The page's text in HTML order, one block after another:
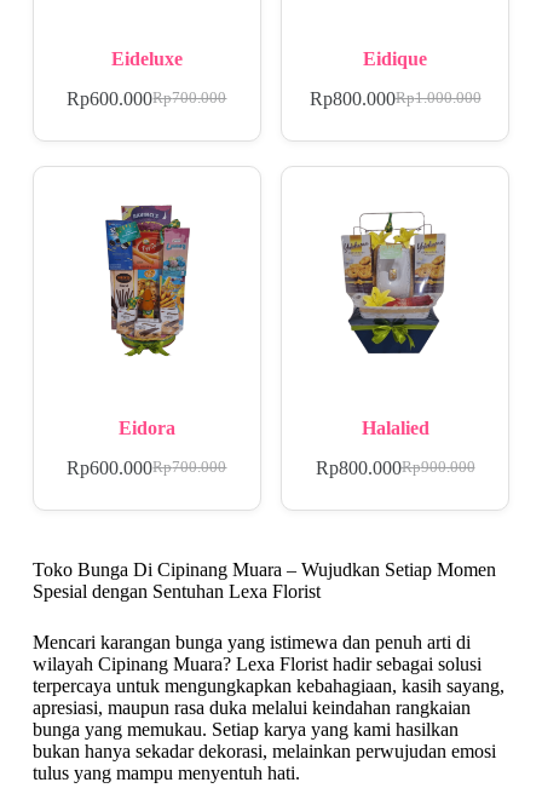
Eideluxe
Rp700.000
Rp600.000
Eidique
Rp1.000.000
Rp800.000
Eidora
Rp700.000
Rp600.000
Halalied
Rp900.000
Rp800.000
Toko Bunga Di Cipinang Muara – Wujudkan Setiap Momen
Spesial dengan Sentuhan Lexa Florist
Mencari karangan bunga yang istimewa dan penuh arti di
wilayah Cipinang Muara? Lexa Florist hadir sebagai solusi
terpercaya untuk mengungkapkan kebahagiaan, kasih sayang,
apresiasi, maupun rasa duka melalui keindahan rangkaian
bunga yang memukau. Setiap karya yang kami hasilkan
bukan hanya sekadar dekorasi, melainkan perwujudan emosi
tulus yang mampu menyentuh hati.